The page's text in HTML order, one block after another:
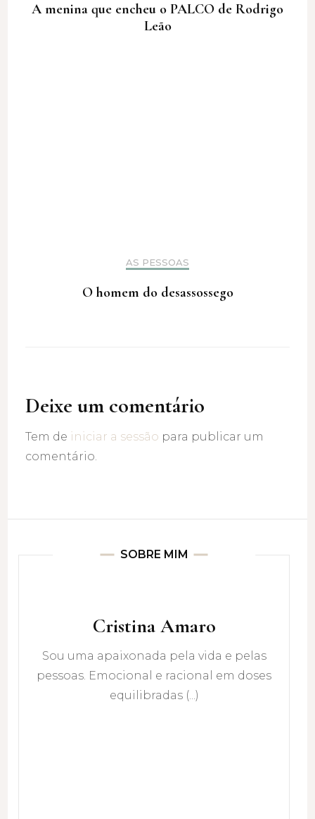
A menina que encheu o PALCO de Rodrigo
Leão
AS PESSOAS
O homem do desassossego
Deixe um comentário
Tem de iniciar a sessão para publicar um
comentário.
SOBRE MIM
Cristina Amaro
Sou uma apaixonada pela vida e pelas
pessoas. Emocional e racional em doses
equilibradas (...)